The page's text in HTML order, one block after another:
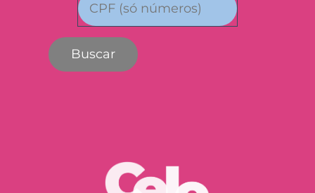
Buscar